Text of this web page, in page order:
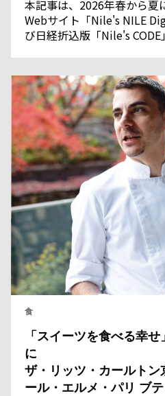
本記事は、2026年春から夏
Webサイト「Nile's NILE
び日経折込版「Nile's CODE
食
「スイーツを食べる幸
に
ザ・リッツ・カールトン
ール・エルメ・パリ ブ